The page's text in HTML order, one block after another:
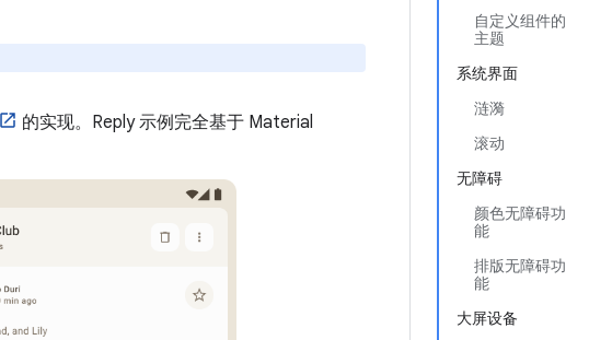
自定义组件的
主题
系统界面
涟漪
滚动
无障碍
颜色无障碍功
能
排版无障碍功
能
大屏设备
的实现。Reply 示例完全基于 Material